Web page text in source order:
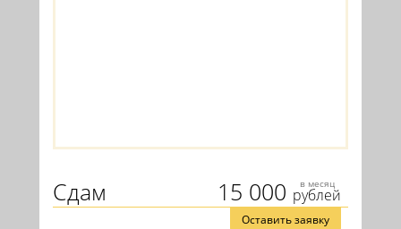
15 000 в месяц
рублей
Сдам
Оставить заявку